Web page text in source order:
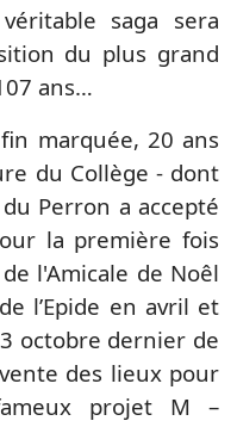
saga sera
du plus grand
ans…
marquée, 20 ans
du Collège - dont
Perron a accepté
la première fois
l'Amicale de Noêl
l’Epide en avril et
octobre dernier de
des lieux pour
projet M –